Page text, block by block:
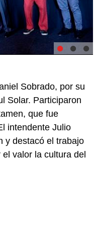
Sobrado, por su
Solar. Participaron
que fue
intendente Julio
y destacó el trabajo
valor la cultura del